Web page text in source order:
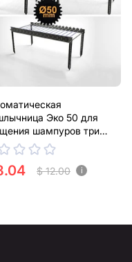
Эко 50 для
шампуров три
DXF файлы для
плазменной резки
$ 12.00 i